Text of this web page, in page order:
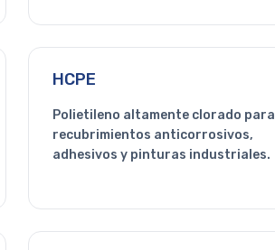
HCPE
Polietileno altamente clorado para
recubrimientos anticorrosivos,
adhesivos y pinturas industriales.